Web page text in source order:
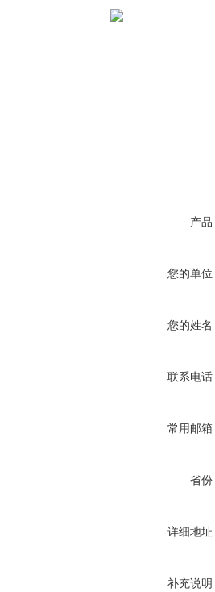
产品
您的单位
您的姓名
联系电话
常用邮箱
省份
详细地址
补充说明